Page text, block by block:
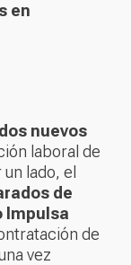
en
dos nuevos
laboral de
lado, el
de
Impulsa
de
vez